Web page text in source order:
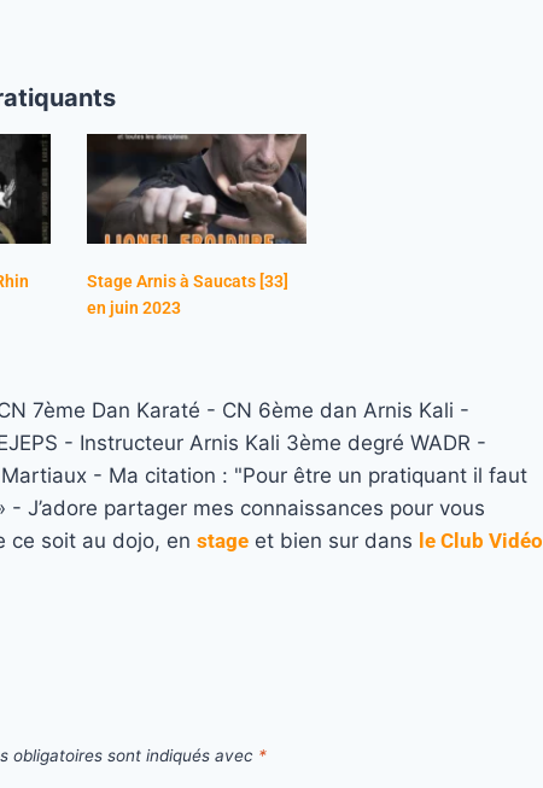
Stage Arnis à Saucats [33]
en juin 2023
7ème Dan Karaté - CN 6ème dan Arnis Kali -
- Instructeur Arnis Kali 3ème degré WADR -
- Ma citation : "Pour être un pratiquant il faut
- J’adore partager mes connaissances pour vous
ce soit au dojo, en stage et bien sur dans le Club Vidéo
obligatoires sont indiqués avec *